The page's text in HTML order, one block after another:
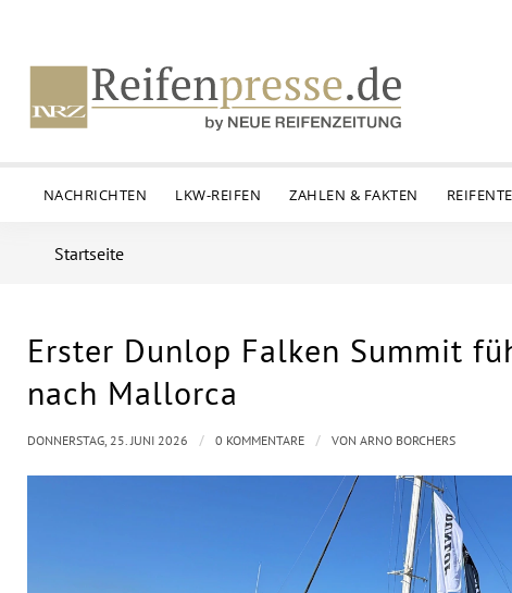
NACHRICHTEN LKW-REIFEN ZAHLEN & FAKTEN
Startseite
Erster Dunlop Falken Summit
nach Mallorca
DONNERSTAG, 25. JUNI 2026 / 0 KOMMENTARE / VON ARNO BORCHERS